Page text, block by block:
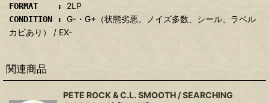
FORMAT : 2LP
CONDITION : G-・G+（状態劣悪。ノイズ多数、シール、ラベル
カビあり） / EX-
関連商品
PETE ROCK & C.L. SMOOTH / SEARCHING